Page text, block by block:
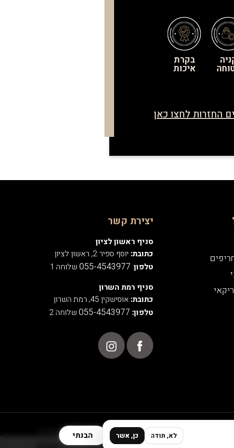
בקרת
איכות
החזרות לחצו כאן
יצירת קשר
סניף ראשון לציון
כתובת: יוסף ספיר 2, ראשון לציון
טלפון:
055-4543977 שלוחה 1
סניף רמת השרון
כתובת:אוסישקין 45, רמת השרון
טלפון: 055-4543977 שלוחה 2
POWERED BY
הבנתי לא, תודה כן, אשר